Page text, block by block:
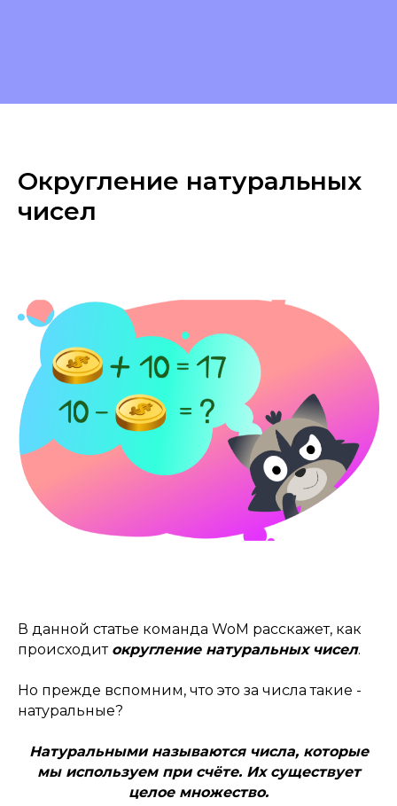
Округление натуральных
чисел
В данной статье команда WoM расскажет, как
происходит округление натуральных чисел.
Но прежде вспомним, что это за числа такие -
натуральные?
Натуральными называются числа, которые
мы используем при счёте. Их существует
целое множество.